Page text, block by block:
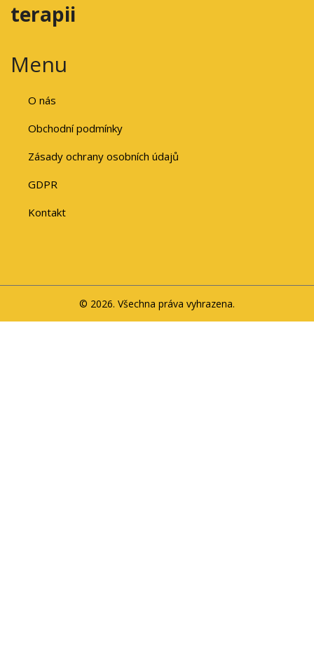
terapii
Menu
O nás
Obchodní podmínky
Zásady ochrany osobních údajů
GDPR
Kontakt
© 2026. Všechna práva vyhrazena.